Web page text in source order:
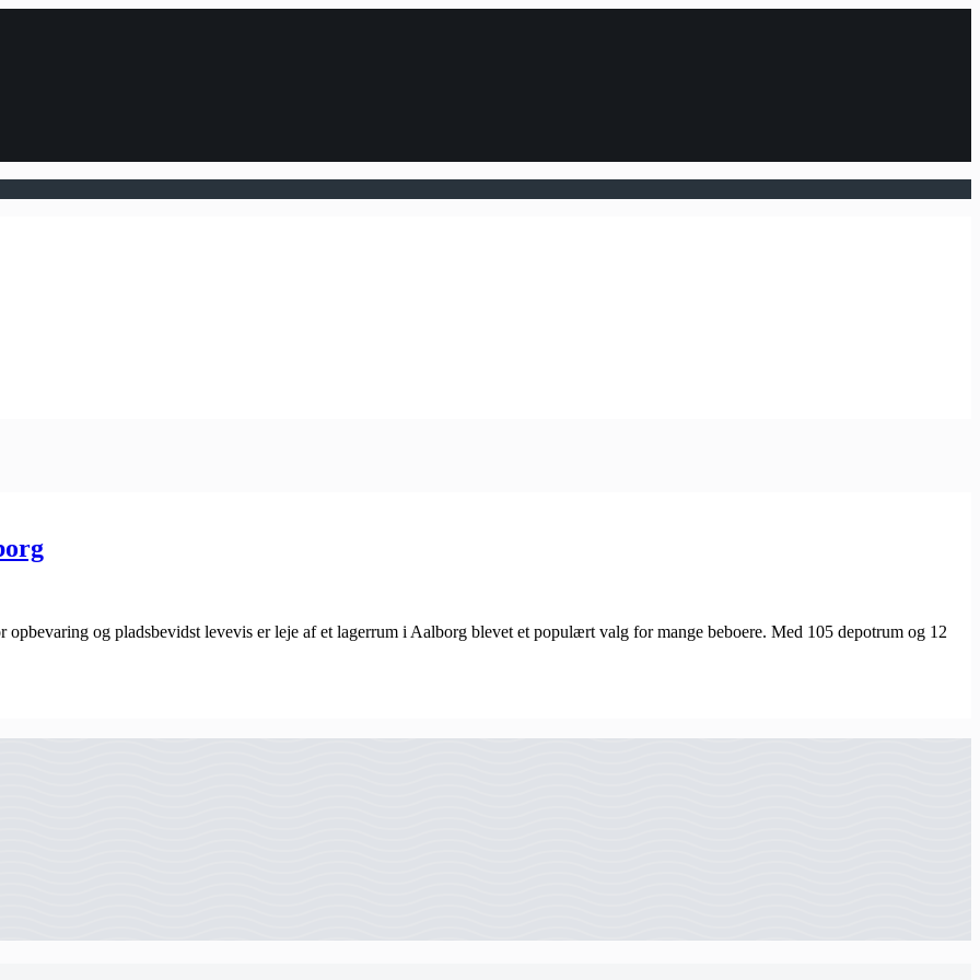
og pladsbevidst levevis er leje af et lagerrum i Aalborg blevet et populært valg for mange beboere. Med 105 depotrum og 12